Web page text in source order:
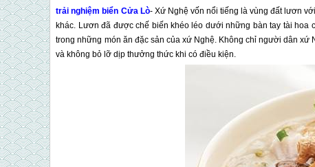
trải nghiệm biển Cửa Lò- Xứ Nghệ vốn nổi tiếng là vùng đất lươn
khác. Lươn đã được chế biến khéo léo dưới những bàn tay tài
trong những món ăn đặc sản của xứ Nghệ. Không chỉ người dân
và không bỏ lỡ dịp thưởng thức khi có điều kiện.